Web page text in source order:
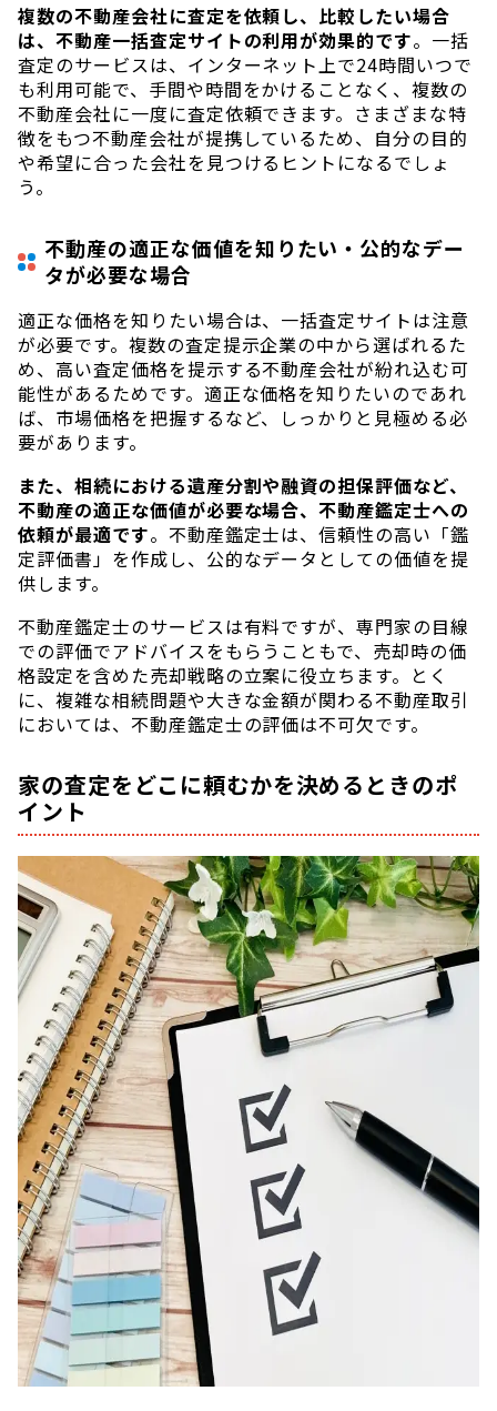
複数の不動産会社に査定を依頼し、比較したい場合
は、不動産一括査定サイトの利用が効果的です。一括
査定のサービスは、インターネット上で24時間いつで
も利用可能で、手間や時間をかけることなく、複数の
不動産会社に一度に査定依頼できます。さまざまな特
徴をもつ不動産会社が提携しているため、自分の目的
や希望に合った会社を見つけるヒントになるでしょ
う。
不動産の適正な価値を知りたい・公的なデー
タが必要な場合
適正な価格を知りたい場合は、一括査定サイトは注意
が必要です。複数の査定提示企業の中から選ばれるた
め、高い査定価格を提示する不動産会社が紛れ込む可
能性があるためです。適正な価格を知りたいのであれ
ば、市場価格を把握するなど、しっかりと見極める必
要があります。
また、相続における遺産分割や融資の担保評価など、
不動産の適正な価値が必要な場合、不動産鑑定士への
依頼が最適です。不動産鑑定士は、信頼性の高い「鑑
定評価書」を作成し、公的なデータとしての価値を提
供します。
不動産鑑定士のサービスは有料ですが、専門家の目線
での評価でアドバイスをもらうこともで、売却時の価
格設定を含めた売却戦略の立案に役立ちます。とく
に、複雑な相続問題や大きな金額が関わる不動産取引
においては、不動産鑑定士の評価は不可欠です。
家の査定をどこに頼むかを決めるときのポ
イント